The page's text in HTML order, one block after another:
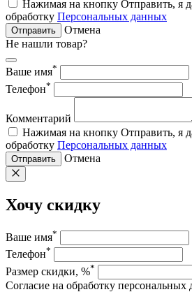
Нажимая на кнопку Отправить, я
обработку Персональных данных
Отправить
Отмена
Не нашли товар?
Ваше имя*
Телефон*
Комментарий
Нажимая на кнопку Отправить, я
обработку Персональных данных
Отправить Отмена
Хочу скидку
Ваше имя*
Телефон*
Размер скидки, %*
Согласие на обработку персональных